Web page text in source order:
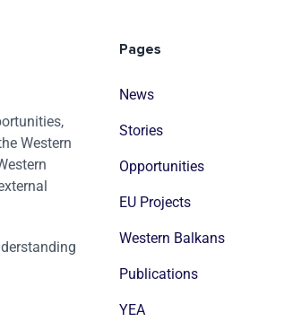
Western
Pages
News
Stories
Opportunities
EU Projects
Western Balkans
Publications
YEA